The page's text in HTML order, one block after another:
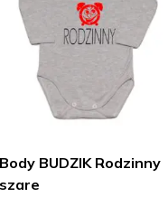
Body BUDZIK Rodzinny
szare